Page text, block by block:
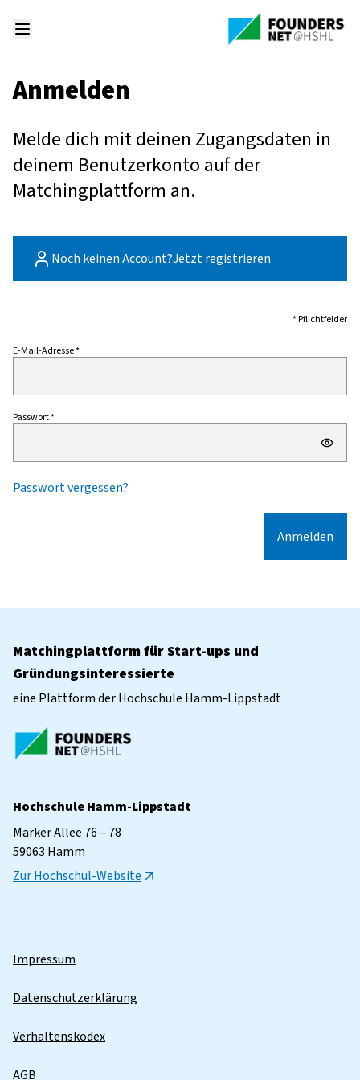
Anmelden
Melde dich mit deinen Zugangsdaten in
deinem Benutzerkonto auf der
Matchingplattform an.
Noch keinen Account?Jetzt registrieren
* Pflichtfelder
E-Mail-Adresse *
Passwort *
Passwort vergessen?
Anmelden
Matchingplattform für Start-ups und
Gründungsinteressierte
eine Plattform der Hochschule Hamm-Lippstadt
Hochschule Hamm-Lippstadt
Marker Allee 76 – 78
59063 Hamm
Zur Hochschul-Website
Impressum
Datenschutzerklärung
Verhaltenskodex
AGB